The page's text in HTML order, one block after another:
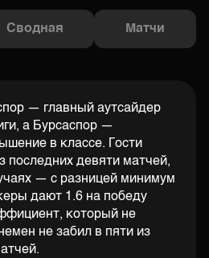
Сводная Матчи
— главный аутсайдер
а Бурсаспор —
в классе. Гости
последних девяти матчей,
— с разницей минимум
дают 1.6 на победу
который не
не забил в пяти из